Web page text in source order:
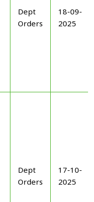
Dept
Orders
18-09-
2025
Dept
Orders
17-10-
2025